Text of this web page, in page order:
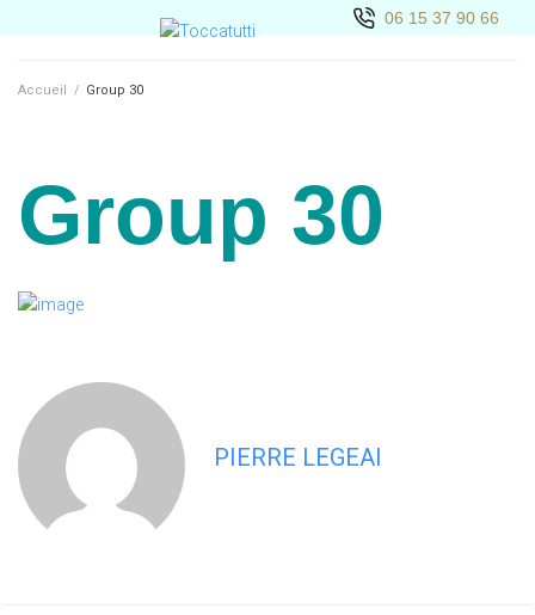
06 15 37 90 66
Accueil / Group 30
Group 30
PIERRE LEGEAI